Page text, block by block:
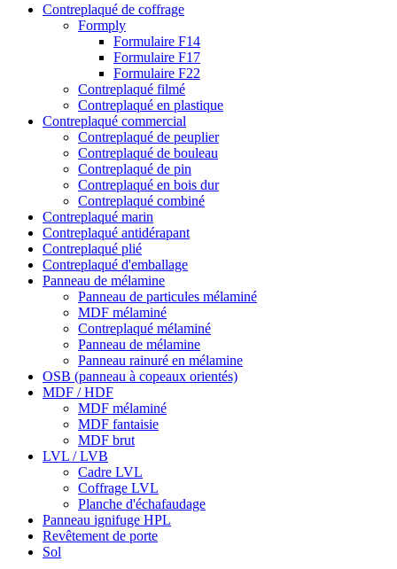
Contreplaqué de coffrage
Formply
Formulaire F14
Formulaire F17
Formulaire F22
Contreplaqué filmé
Contreplaqué en plastique
Contreplaqué commercial
Contreplaqué de peuplier
Contreplaqué de bouleau
Contreplaqué de pin
Contreplaqué en bois dur
Contreplaqué combiné
Contreplaqué marin
Contreplaqué antidérapant
Contreplaqué plié
Contreplaqué d'emballage
Panneau de mélamine
Panneau de particules mélaminé
MDF mélaminé
Contreplaqué mélaminé
Panneau de mélamine
Panneau rainuré en mélamine
OSB (panneau à copeaux orientés)
MDF / HDF
MDF mélaminé
MDF fantaisie
MDF brut
LVL / LVB
Cadre LVL
Coffrage LVL
Planche d'échafaudage
Panneau ignifuge HPL
Revêtement de porte
Sol